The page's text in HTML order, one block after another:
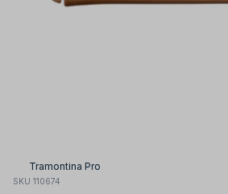
Tramontina Pro
SKU 110674